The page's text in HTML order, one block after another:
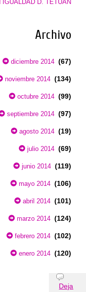
D. TETUÁN
Archivo
diciembre 2014 (67)
noviembre 2014 (134)
octubre 2014 (99)
septiembre 2014 (97)
agosto 2014 (19)
julio 2014 (69)
junio 2014 (119)
mayo 2014 (106)
abril 2014 (101)
marzo 2014 (124)
febrero 2014 (102)
enero 2014 (120)
Deja